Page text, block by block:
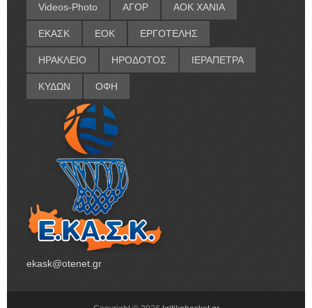
Videos-Photo ΑΓΟΡ ΑΟΚ ΧΑΝΙΑ
ΕΚΑΣΚ ΕΟΚ ΕΡΓΟΤΕΛΗΣ
ΗΡΑΚΛΕΙΟ ΗΡΟΔΟΤΟΣ ΙΕΡΑΠΕΤΡΑ
ΚΥΔΩΝ ΟΦΗ
ekask@otenet.gr